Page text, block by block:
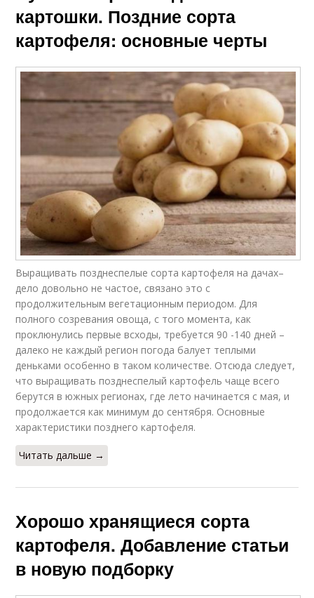
картошки. Поздние сорта
картофеля: основные черты
Выращивать позднеспелые сорта картофеля на дачах–
дело довольно не частое, связано это с
продолжительным вегетационным периодом. Для
полного созревания овоща, с того момента, как
проклюнулись первые всходы, требуется 90 -140 дней –
далеко не каждый регион погода балует теплыми
деньками особенно в таком количестве. Отсюда следует,
что выращивать позднеспелый картофель чаще всего
берутся в южных регионах, где лето начинается с мая, и
продолжается как минимум до сентября. Основные
характеристики позднего картофеля.
Читать дальше →
Хорошо хранящиеся сорта
картофеля. Добавление статьи
в новую подборку